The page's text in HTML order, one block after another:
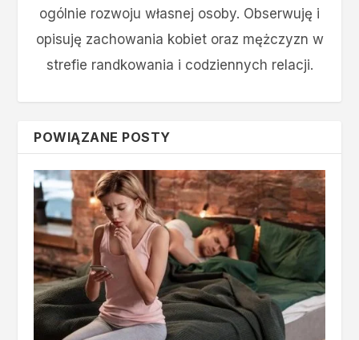
ogólnie rozwoju własnej osoby. Obserwuję i
opisuję zachowania kobiet oraz mężczyzn w
strefie randkowania i codziennych relacji.
POWIĄZANE POSTY